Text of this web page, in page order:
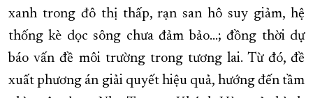
xanh trong đô thị thấp, rạn san hô suy giảm, hệ
thống kè dọc sông chưa đảm bảo…; đồng thời dự
báo vấn đề môi trường trong tương lai. Từ đó, đề
xuất phương án giải quyết hiệu quả, hướng đến tầm